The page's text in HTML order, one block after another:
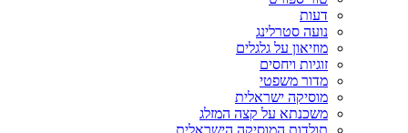
דעות
נועה סטרלינג
מוזיאון על גלגלים
זוגיות ויחסים
מדור משפטי
מוסיקה ישראלית
משכנתא על קצה המזלג